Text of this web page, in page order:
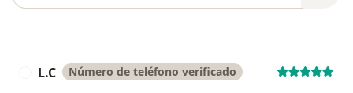
L.C Número de teléfono verificado